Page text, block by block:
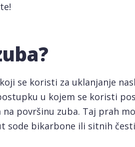
se koristi za uklanjanje
u kojem se koristi
površinu zuba. Taj prah
sode bikarbone ili sitnih